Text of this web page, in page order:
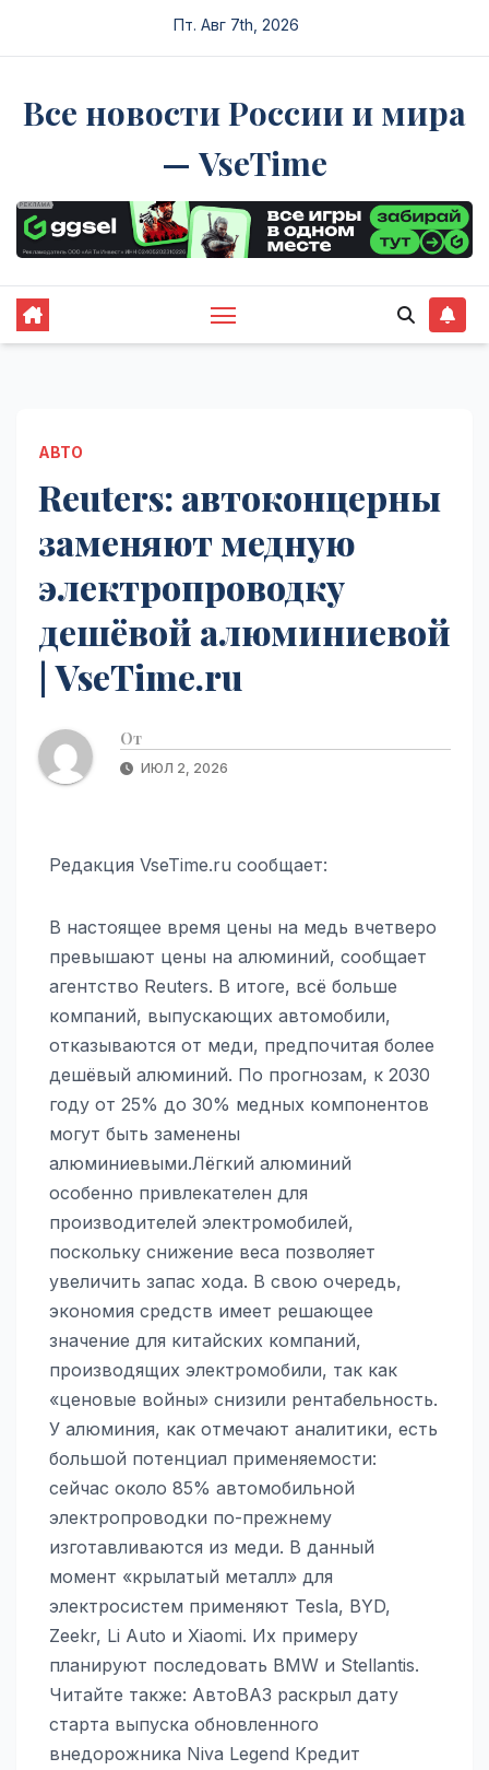
Пт. Авг 7th, 2026
Все новости России и мира
— VseTime
АВТО
Reuters: автоконцерны
заменяют медную
электропроводку
дешёвой алюминиевой
| VseTime.ru
От
ИЮЛ 2, 2026
Редакция VseTime.ru сообщает:
В настоящее время цены на медь вчетверо
превышают цены на алюминий, сообщает
агентство Reuters. В итоге, всё больше
компаний, выпускающих автомобили,
отказываются от меди, предпочитая более
дешёвый алюминий. По прогнозам, к 2030
году от 25% до 30% медных компонентов
могут быть заменены
алюминиевыми.Лёгкий алюминий
особенно привлекателен для
производителей электромобилей,
поскольку снижение веса позволяет
увеличить запас хода. В свою очередь,
экономия средств имеет решающее
значение для китайских компаний,
производящих электромобили, так как
«ценовые войны» снизили рентабельность.
У алюминия, как отмечают аналитики, есть
большой потенциал применяемости:
сейчас около 85% автомобильной
электропроводки по-прежнему
изготавливаются из меди. В данный
момент «крылатый металл» для
электросистем применяют Tesla, BYD,
Zeekr, Li Auto и Xiaomi. Их примеру
планируют последовать BMW и Stellantis.
Читайте также: АвтоВАЗ раскрыл дату
старта выпуска обновленного
внедорожника Niva Legend Кредит